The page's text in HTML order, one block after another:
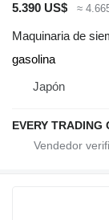
5.390 US$
≈
Maquinaria de
gasolina
Japón
EVERY TRADING